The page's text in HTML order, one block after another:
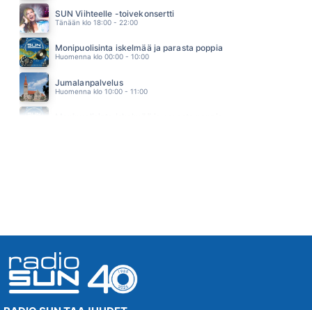
HUEY LEWIS AND THE NEWS
21.51
EINI
21.47
RONAN KEATING
21.44
SUN Viihteelle -toivekonsertti
Tänään klo 18:00 - 22:00
Monipuolisinta iskelmää ja parasta poppia
Huomenna klo 00:00 - 10:00
Jumalanpalvelus
Huomenna klo 10:00 - 11:00